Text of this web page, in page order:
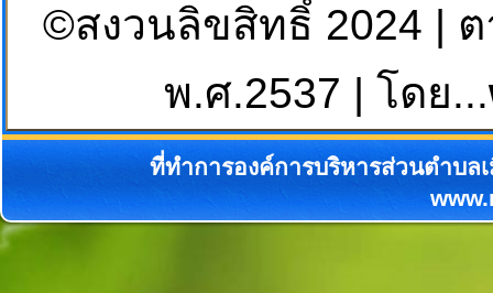
©สงวนลิขสิทธิ์ 2024 |
พ.ศ.2537 | โดย...
ที่ทำการองค์การบริหารส่วนตำบล